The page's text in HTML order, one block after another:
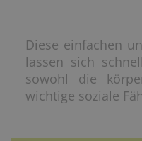
Diese einfachen
lassen sich
sowohl die
wichtige soziale